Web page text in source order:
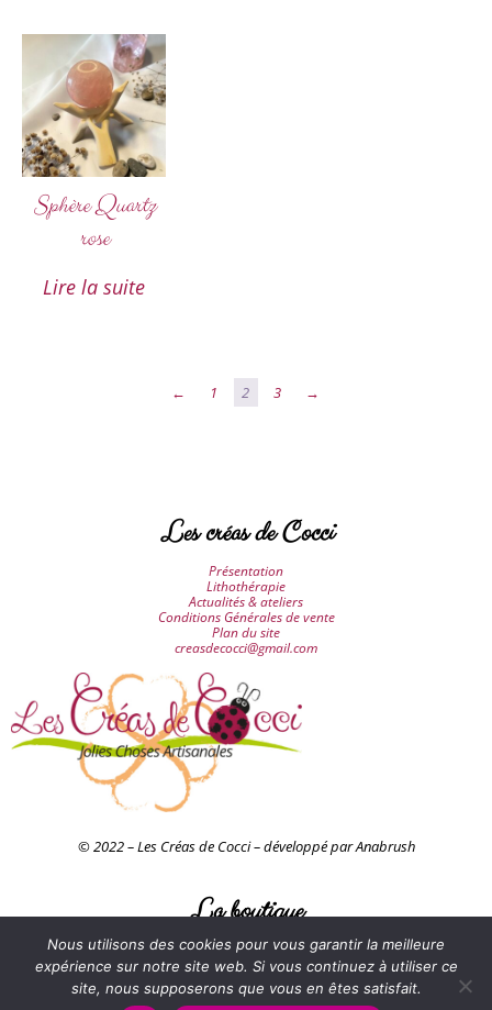
Sphère Quartz
rose
Lire la suite
← 1 2 3 →
Les créas de Cocci
Présentation
Lithothérapie
Actualités & ateliers
Conditions Générales de vente
Plan du site
creasdecocci@gmail.com
© 2022 – Les Créas de Cocci – développé par Anabrush
La boutique
Accessoires & décorations
Attrapes-rêves
Juju-hats
Nous utilisons des cookies pour vous garantir la meilleure
expérience sur notre site web. Si vous continuez à utiliser ce
site, nous supposerons que vous en êtes satisfait.